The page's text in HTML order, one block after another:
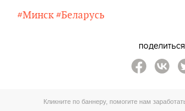
#Минск #Беларусь
поделиться